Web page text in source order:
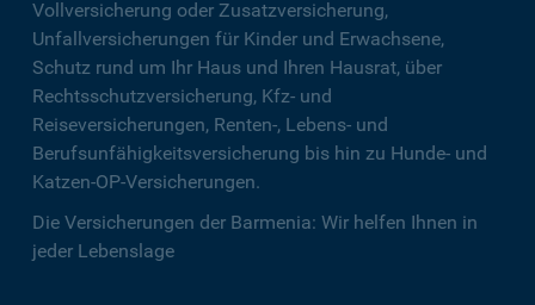
Vollversicherung oder Zusatzversicherung,
Unfallversicherungen für Kinder und Erwachsene,
Schutz rund um Ihr Haus und Ihren Hausrat, über
Rechtsschutzversicherung, Kfz- und
Reiseversicherungen, Renten-, Lebens- und
Berufsunfähigkeitsversicherung bis hin zu Hunde- und
Katzen-OP-Versicherungen.
Die Versicherungen der Barmenia: Wir helfen Ihnen in
jeder Lebenslage